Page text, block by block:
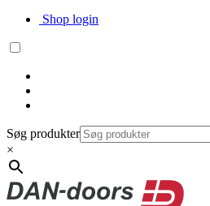
Shop login
Søg produkter
×